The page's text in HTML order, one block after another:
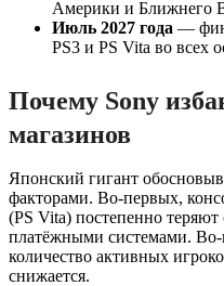
Америки и Ближнего
Июль 2027 года —
PS3 и PS Vita во всех
Почему Sony
магазинов
Японский гигант
факторами. Во-первых,
(PS Vita) постепенно
платёжными системами.
количество активных
снижается.